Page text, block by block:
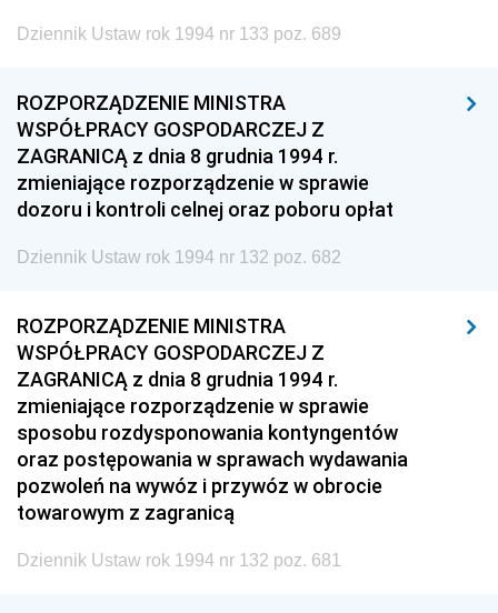
Dziennik Ustaw rok 1994 nr 133 poz. 689
ROZPORZĄDZENIE MINISTRA
WSPÓŁPRACY GOSPODARCZEJ Z
ZAGRANICĄ z dnia 8 grudnia 1994 r.
zmieniające rozporządzenie w sprawie
dozoru i kontroli celnej oraz poboru opłat
Dziennik Ustaw rok 1994 nr 132 poz. 682
ROZPORZĄDZENIE MINISTRA
WSPÓŁPRACY GOSPODARCZEJ Z
ZAGRANICĄ z dnia 8 grudnia 1994 r.
zmieniające rozporządzenie w sprawie
sposobu rozdysponowania kontyngentów
oraz postępowania w sprawach wydawania
pozwoleń na wywóz i przywóz w obrocie
towarowym z zagranicą
Dziennik Ustaw rok 1994 nr 132 poz. 681